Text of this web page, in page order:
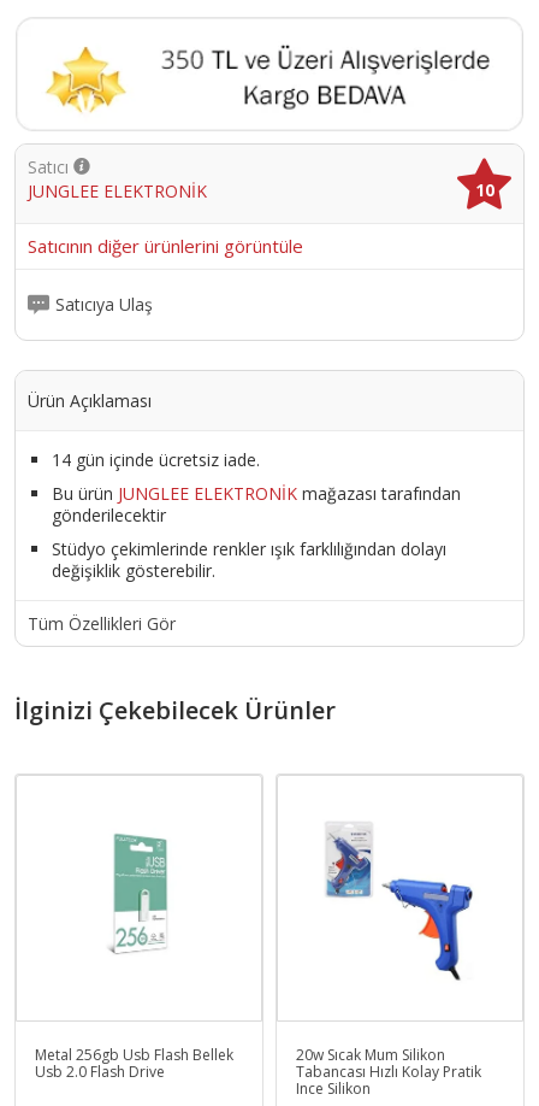
çantanızda cebinizde vb. ; Yerlerde taşıyabilirsiniz. ; Uyumlu olduğu
modeller Iphone modelleri: Iphone 11 pro , Iphone 11 pro max ,
iphone 11, iphone xs, iphone xs max, Iphone xr , iphone x, Iphone 8
, Iphone 8 plus , iphone 7, iphone 7 plus, iphone 6s, iphone 6s plus,
iphone 6, iphone 6 plus, iphone se, iphone 5s, iphone 5c, iphone 5
Ipad modelleri: Ipad air (3rd generation) , Ipad mini (5th
generation) , Ipad pro 10.5-Inch , Ipad (7th generation) , ipad (6th
generation), ipad (5th generation), ipad pro 12.9-Inch (2nd
generation), ipad pro 12.9-Inch (1st generation), ipad pro 9.7-Inch,
ipad air 2, ipad air (1st generation);
Satıcı
JUNGLEE ELEKTRONİK
10
Satıcının diğer ürünlerini görüntüle
Satıcıya Ulaş
Ürün Açıklaması
14 gün içinde ücretsiz iade.
Bu ürün JUNGLEE ELEKTRONİK mağazası tarafından
gönderilecektir
Stüdyo çekimlerinde renkler ışık farklılığından dolayı
değişiklik gösterebilir.
Tüm Özellikleri Gör
İlginizi Çekebilecek Ürünler
Metal 256gb Usb Flash Bellek
Usb 2.0 Flash Drive
20w Sıcak Mum Silikon
Tabancası Hızlı Kolay Pratik
Ince Silikon